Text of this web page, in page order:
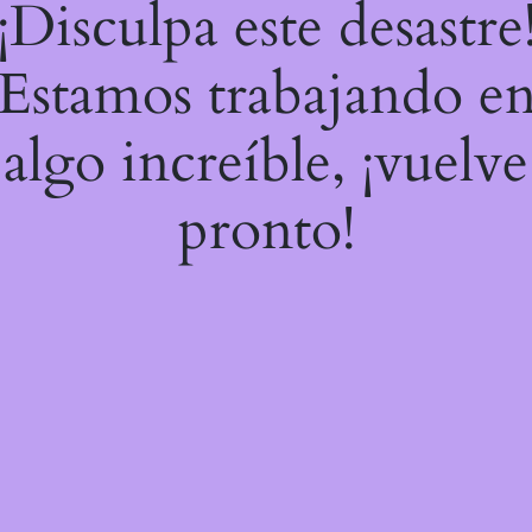
este
trabajando
algo increíble, ¡vuelve
pronto!